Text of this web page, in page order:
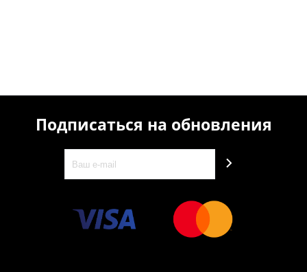
Подписаться на обновления